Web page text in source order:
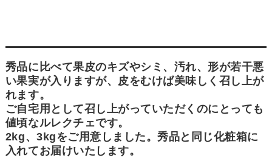
秀品に比べて果皮のキズやシミ、汚れ、形が若干悪
い果実が入りますが、皮をむけば美味しく召し上が
れます。
ご自宅用として召し上がっていただくのにとっても
値頃なルレクチェです。
2kg、3kgをご用意しました。秀品と同じ化粧箱に
入れてお届けいたします。